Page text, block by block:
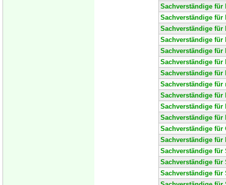
Sachverständige für
Sachverständige für
Sachverständige für
Sachverständige für
Sachverständige für
Sachverständige für
Sachverständige für
Sachverständige für
Sachverständige für
Sachverständige für
Sachverständige für
Sachverständige für
Sachverständige für
Sachverständige für
Sachverständige für
Sachverständige für